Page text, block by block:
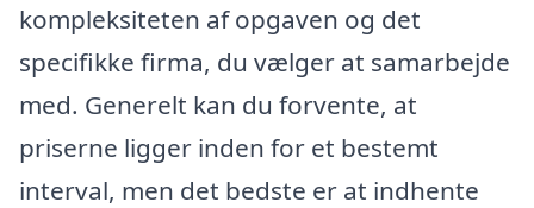
kompleksiteten af opgaven og det
specifikke firma, du vælger at samarbejde
med. Generelt kan du forvente, at
priserne ligger inden for et bestemt
interval, men det bedste er at indhente